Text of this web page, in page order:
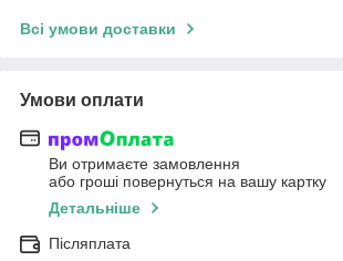
Всі умови доставки
Умови оплати
Ви отримаєте замовлення
або гроші повернуться на вашу картку
Детальніше
Післяплата